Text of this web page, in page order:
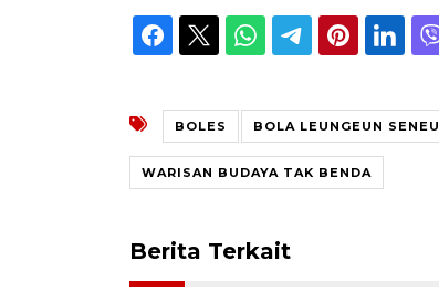
BOLES BOLA LEUNGEUN SENEU
WARISAN BUDAYA TAK BENDA
Berita Terkait